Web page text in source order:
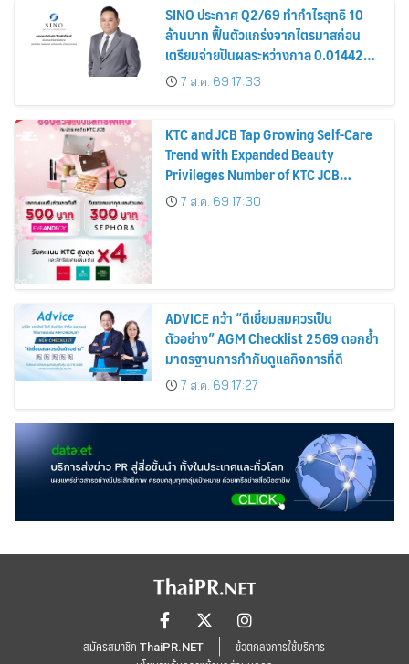
SINO ประกาศ Q2/69 ทำกำไรสุทธิ 10
ล้านบาท ฟื้นตัวแกร่งจากไตรมาสก่อน
เตรียมจ่ายปันผลระหว่างกาล 0.014423
บาทต่อหุ้น ครึ่งปีหลังมุ่งเติบโตต่อเนื่อง
7 ส.ค. 69 17:33
KTC and JCB Tap Growing Self-Care
Trend with Expanded Beauty
Privileges Number of KTC JCB
Cardmembers Spending on
Cosmetics Rises 26%
7 ส.ค. 69 17:30
ADVICE คว้า “ดีเยี่ยมสมควรเป็น
ตัวอย่าง” AGM Checklist 2569 ตอกย้ำ
มาตรฐานการกำกับดูแลกิจการที่ดี
7 ส.ค. 69 17:27
สมัครสมาชิก ThaiPR.NET
ข้อตกลงการใช้บริการ